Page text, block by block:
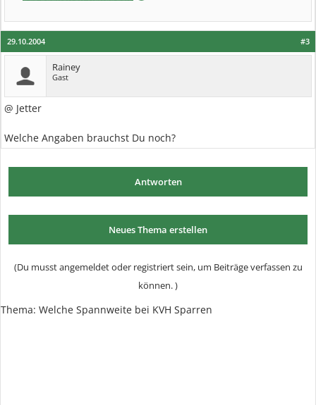
#3
29.10.2004
Rainey
Gast
@ Jetter
Welche Angaben brauchst Du noch?
Antworten
Neues Thema erstellen
(Du musst angemeldet oder registriert sein, um Beiträge verfassen zu
können. )
Thema: Welche Spannweite bei KVH Sparren